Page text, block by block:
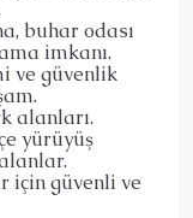
buhar odası
imkanı.
ve güvenlik
alanları.
yürüyüş
için güvenli ve